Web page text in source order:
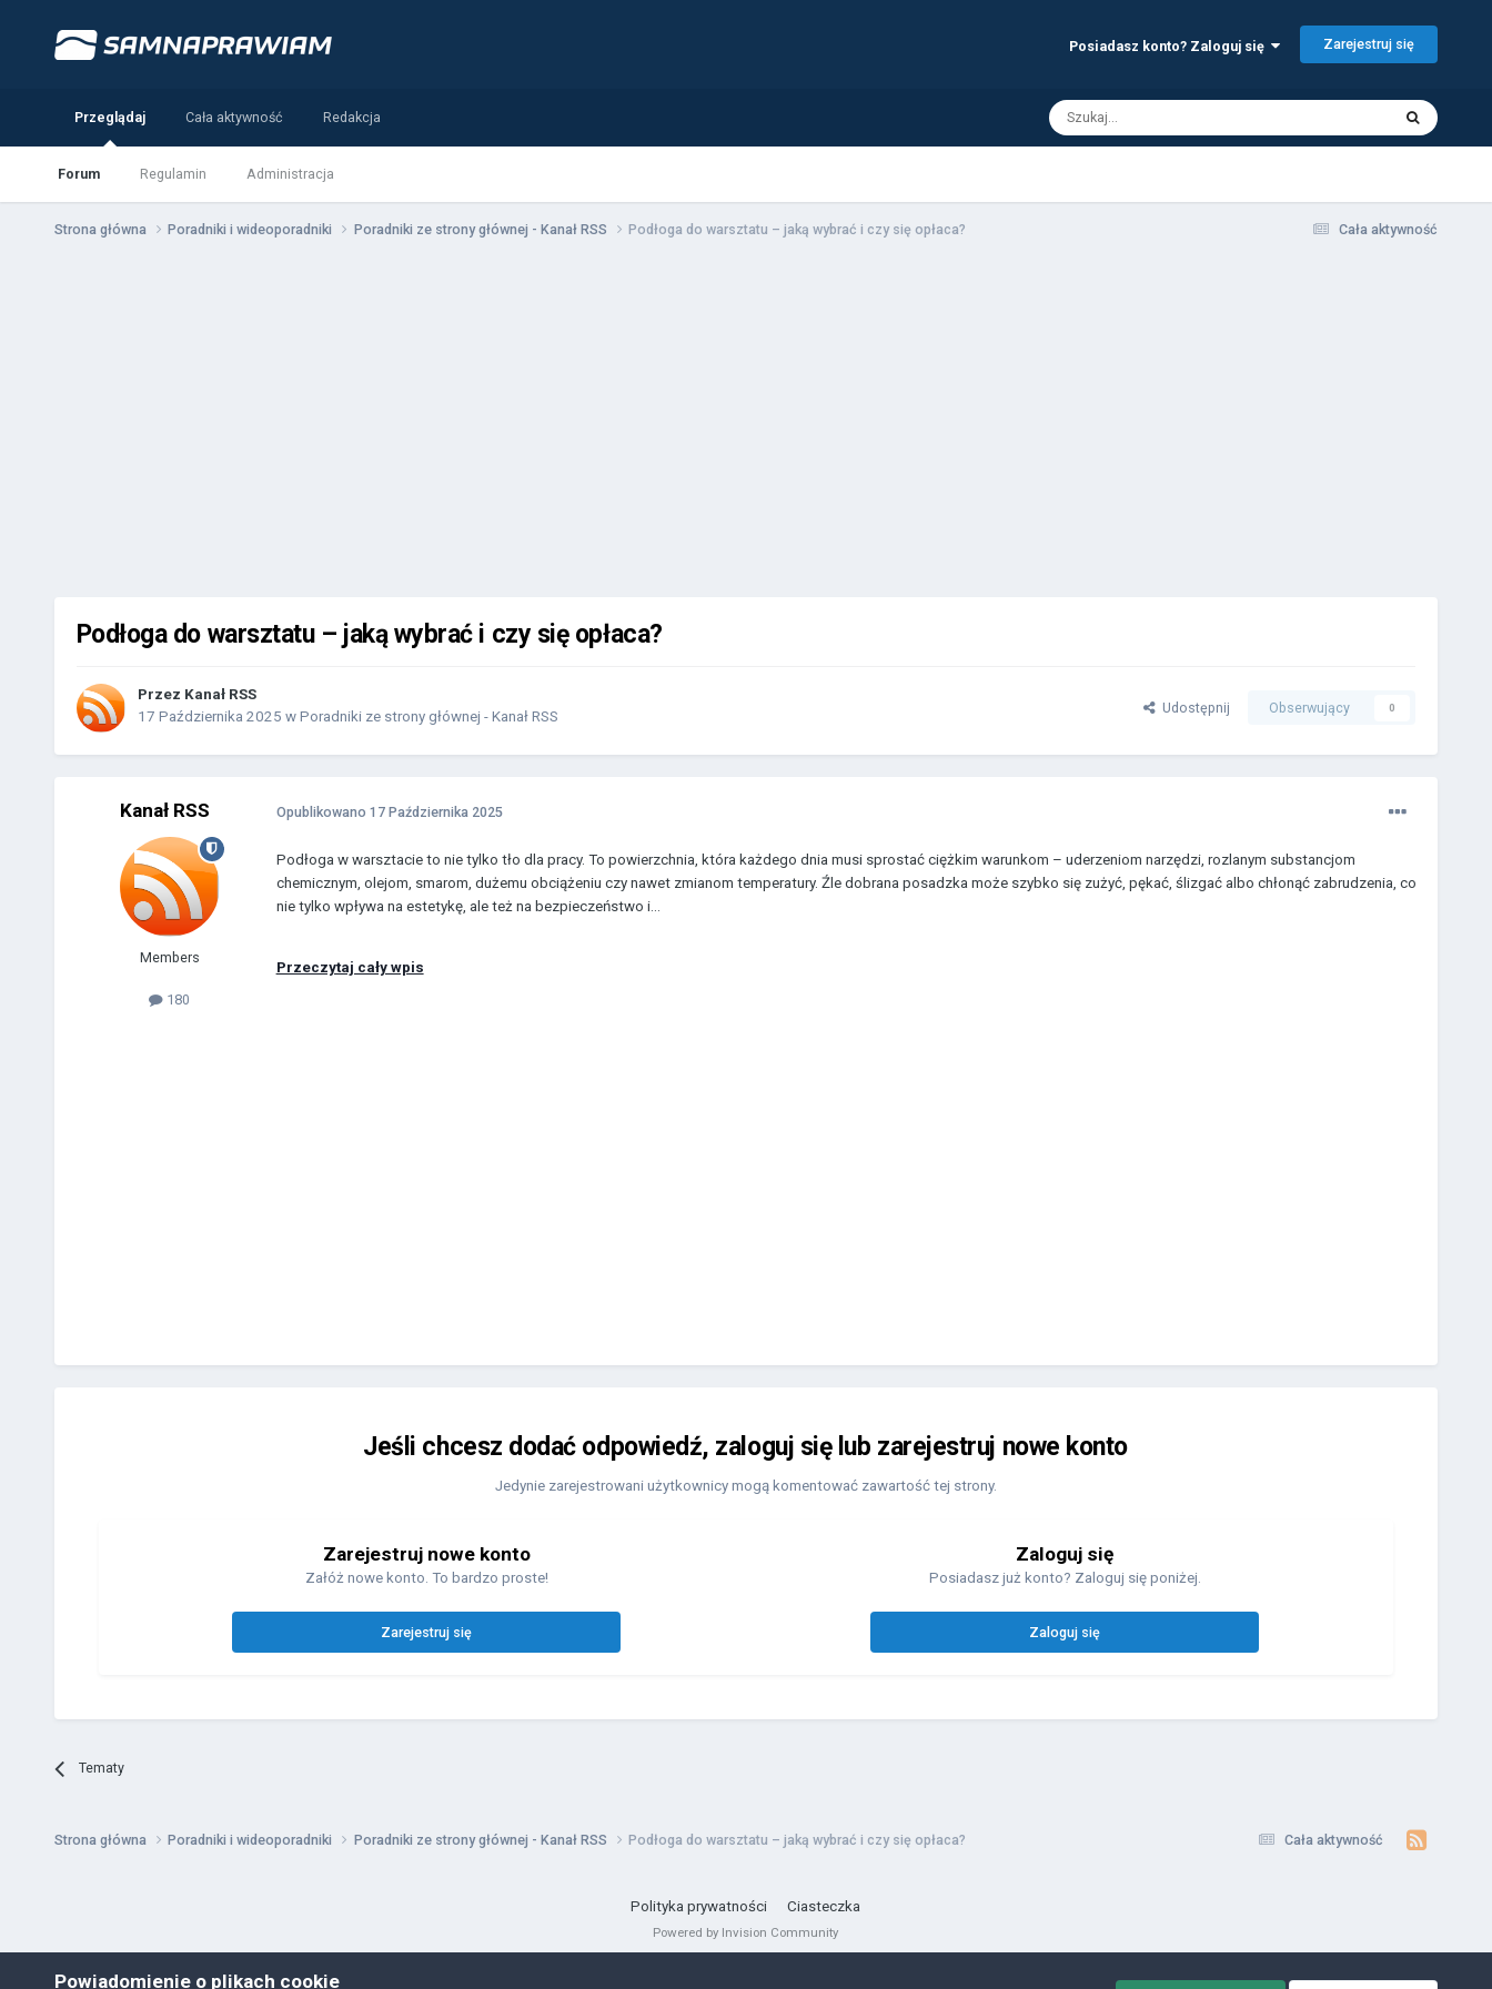
Posiadasz konto? Zaloguj się Zarejestruj się
Przeglądaj
Forum Regulamin Administracja
Cała aktywność Redakcja
Cała aktywność
Strona główna Poradniki i wideoporadniki Poradniki ze strony głównej - Kanał RSS Podłoga do warsztatu – jaką wybrać i czy się opłaca?
Podłoga do warsztatu – jaką wybrać i czy się opłaca?
Przez Kanał RSS
17 Października 2025 w Poradniki ze strony głównej - Kanał RSS Udostępnij Obserwujący 0
Kanał RSS
Members
180
Opublikowano 17 Października 2025
Podłoga w warsztacie to nie tylko tło dla pracy. To powierzchnia, która każdego dnia musi sprostać ciężkim warunkom – uderzeniom narzędzi, rozlanym substancjom
chemicznym, olejom, smarom, dużemu obciążeniu czy nawet zmianom temperatury. Źle dobrana posadzka może szybko się zużyć, pękać, ślizgać albo chłonąć zabrudzenia, co
nie tylko wpływa na estetykę, ale też na bezpieczeństwo i...
Przeczytaj cały wpis
Jeśli chcesz dodać odpowiedź, zaloguj się lub zarejestruj nowe konto
Jedynie zarejestrowani użytkownicy mogą komentować zawartość tej strony.
Zarejestruj nowe konto
Załóż nowe konto. To bardzo proste!
Zarejestruj się
Zaloguj się
Posiadasz już konto? Zaloguj się poniżej.
Zaloguj się
Tematy
Cała aktywność
Strona główna Poradniki i wideoporadniki Poradniki ze strony głównej - Kanał RSS Podłoga do warsztatu – jaką wybrać i czy się opłaca?
Polityka prywatności Ciasteczka
Powered by Invision Community
Powiadomienie o plikach cookie